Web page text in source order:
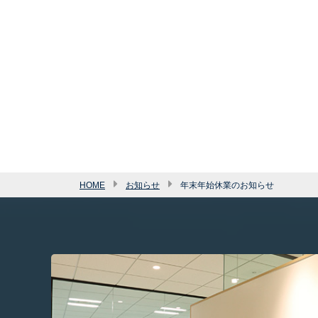
HOME お知らせ 年末年始休業のお知らせ